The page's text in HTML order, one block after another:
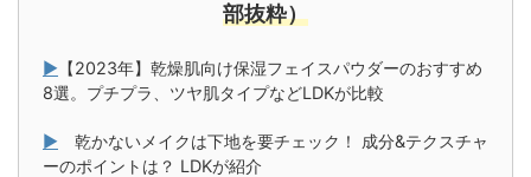
部抜粋）
▶ 【2023年】乾燥肌向け保湿フェイスパウダーのおすすめ
8選。プチプラ、ツヤ肌タイプなどLDKが比較
▶ 乾かないメイクは下地を要チェック！ 成分&テクスチャ
ーのポイントは？ LDKが紹介